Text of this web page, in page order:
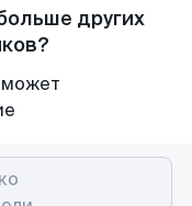
других